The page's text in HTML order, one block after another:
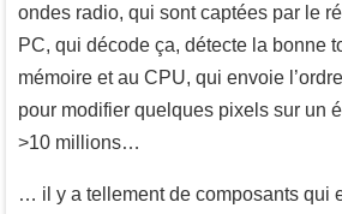
ondes radio, qui sont captées par le
PC, qui décode ça, détecte la bonne
mémoire et au CPU, qui envoie
pour modifier quelques pixels sur un
>10 millions…
… il y a tellement de composants qui